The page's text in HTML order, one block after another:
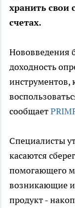
хранить свои
счетах.
Нововведения
доходность
инструментов,
сообщает
Специалисты
касаются
помогающего
возникающие
продукт -